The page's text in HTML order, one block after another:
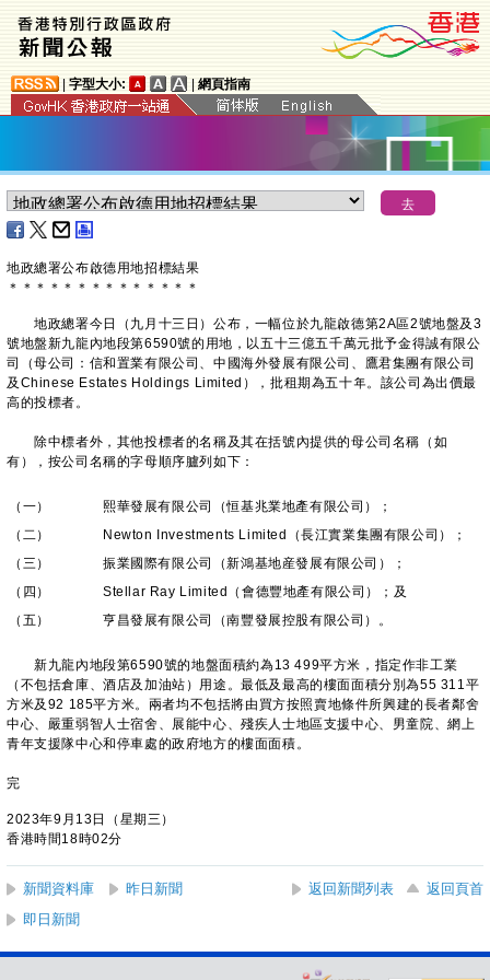
字型大小: 網頁指南
地政總署公布啟德用地招標結果
＊ ＊ ＊ ＊ ＊ ＊ ＊ ＊ ＊ ＊ ＊ ＊ ＊ ＊
地政總署今日（九月十三日）公布，一幅位於九龍啟德第2A區2號地盤及3
號地盤新九龍內地段第6590號的用地，以五十三億五千萬元批予金得誠有限公
司（母公司：信和置業有限公司、中國海外發展有限公司、鷹君集團有限公司
及Chinese Estates Holdings Limited），批租期為五十年。該公司為出價最
高的投標者。
除中標者外，其他投標者的名稱及其在括號內提供的母公司名稱（如
有），按公司名稱的字母順序臚列如下：
（一）
熙華發展有限公司（恒基兆業地產有限公司）；
（二）
Newton Investments Limited（長江實業集團有限公司）；
（三）
振業國際有限公司（新鴻基地産發展有限公司）；
（四）
Stellar Ray Limited（會德豐地產有限公司）；及
（五）
亨昌發展有限公司（南豐發展控股有限公司）。
新九龍內地段第6590號的地盤面積約為13 499平方米，指定作非工業
（不包括倉庫、酒店及加油站）用途。最低及最高的樓面面積分別為55 311平
方米及92 185平方米。兩者均不包括將由買方按照賣地條件所興建的長者鄰舍
中心、嚴重弱智人士宿舍、展能中心、殘疾人士地區支援中心、男童院、網上
青年支援隊中心和停車處的政府地方的樓面面積。
完
2023年9月13日（星期三）
香港時間18時02分
新聞資料庫 昨日新聞 返回新聞列表
返回頁首
即日新聞